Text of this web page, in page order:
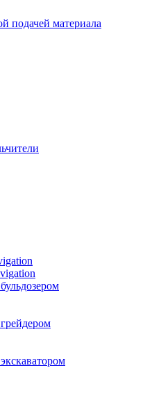
подачей материала